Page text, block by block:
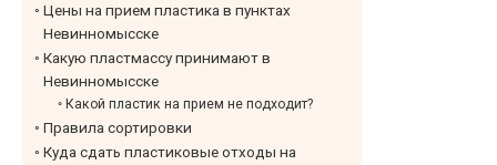
Цены на прием пластика в пунктах
Невинномысске
Какую пластмассу принимают в
Невинномысске
Какой пластик на прием не подходит?
Правила сортировки
Куда сдать пластиковые отходы на